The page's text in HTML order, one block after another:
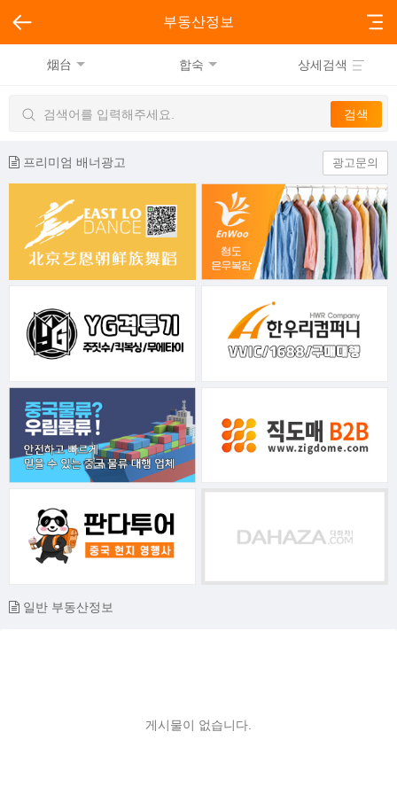
부동산정보
烟台 합숙 상세검색
프리미엄 배너광고 광고문의
일반 부동산정보
게시물이 없습니다.